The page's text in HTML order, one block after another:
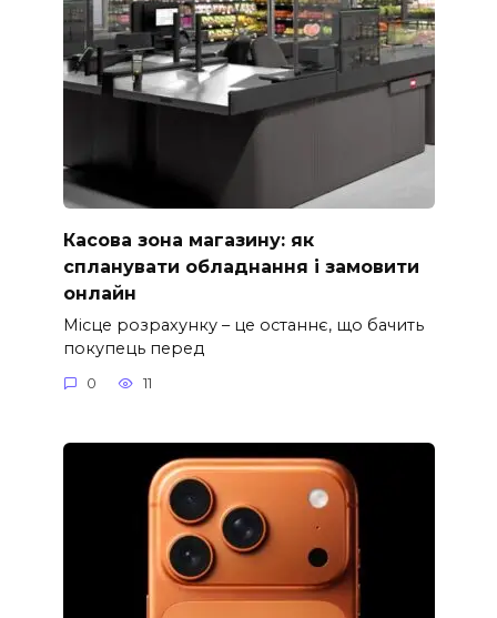
Касова зона магазину: як
спланувати обладнання і замовити
онлайн
Місце розрахунку – це останнє, що бачить
покупець перед
0 11